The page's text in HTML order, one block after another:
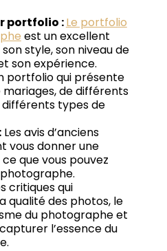
portfolio :Le portfolio
est un excellent
style, son niveau de
son expérience.
portfolio qui présente
de différents
types de
Les avis d’anciens
vous donner une
que vous pouvez
critiques qui
qualité des photos, le
du photographe et
l’essence du